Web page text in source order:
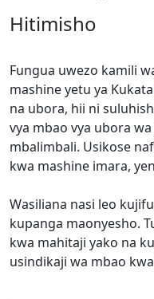
Hitimisho
Fungua uwezo kamili
mashine yetu ya Kukata
na ubora, hii ni
vya mbao vya ubora
mbalimbali. Usikose
kwa mashine imara,
Wasiliana nasi leo
kupanga maonyesho.
kwa mahitaji yako na
usindikaji wa mbao